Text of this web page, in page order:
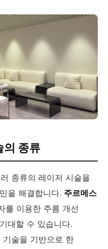
의 종류
종류의 레이저 시술을
을 해결합니다. 주르메스
를 이용한 주름 개선
대할 수 있습니다.
술을 기반으로 한